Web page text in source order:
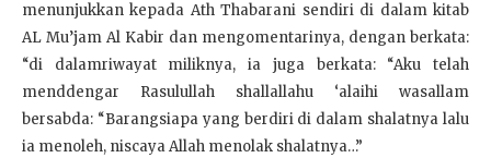
menunjukkan kepada Ath Thabarani sendiri di dalam kitab
AL Mu’jam Al Kabir dan mengomentarinya, dengan berkata:
“di dalamriwayat miliknya, ia juga berkata: “Aku telah
menddengar Rasulullah shallallahu ‘alaihi wasallam
bersabda: “Barangsiapa yang berdiri di dalam shalatnya lalu
ia menoleh, niscaya Allah menolak shalatnya…”